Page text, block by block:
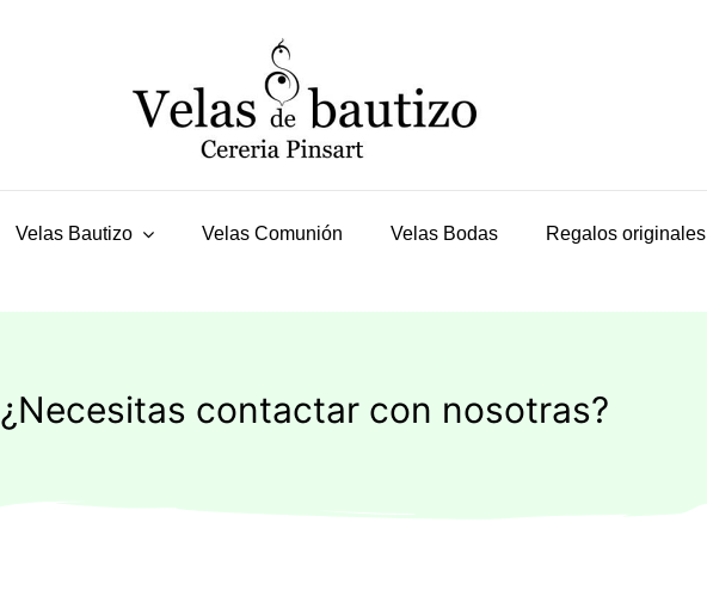
Velas Bautizo Velas Comunión Velas Bodas Regalos originales
¿Necesitas contactar con nosotras?